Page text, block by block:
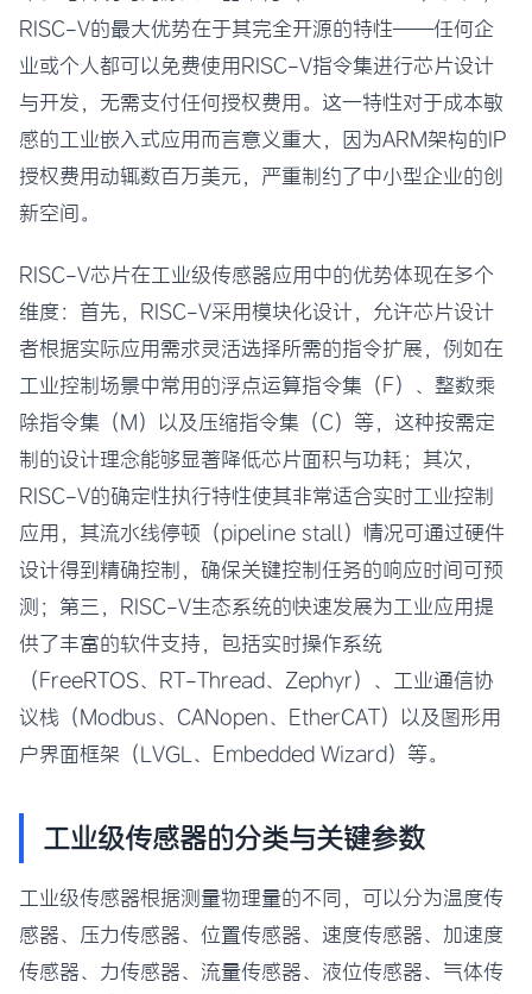
RISC-V的最大优势在于其完全开源的特性——任何企
业或个人都可以免费使用RISC-V指令集进行芯片设计
与开发，无需支付任何授权费用。这一特性对于成本敏
感的工业嵌入式应用而言意义重大，因为ARM架构的IP
授权费用动辄数百万美元，严重制约了中小型企业的创
新空间。
RISC-V芯片在工业级传感器应用中的优势体现在多个
维度：首先，RISC-V采用模块化设计，允许芯片设计
者根据实际应用需求灵活选择所需的指令扩展，例如在
工业控制场景中常用的浮点运算指令集（F）、整数乘
除指令集（M）以及压缩指令集（C）等，这种按需定
制的设计理念能够显著降低芯片面积与功耗；其次，
RISC-V的确定性执行特性使其非常适合实时工业控制
应用，其流水线停顿（pipeline stall）情况可通过硬件
设计得到精确控制，确保关键控制任务的响应时间可预
测；第三，RISC-V生态系统的快速发展为工业应用提
供了丰富的软件支持，包括实时操作系统
（FreeRTOS、RT-Thread、Zephyr）、工业通信协
议栈（Modbus、CANopen、EtherCAT）以及图形用
户界面框架（LVGL、Embedded Wizard）等。
工业级传感器的分类与关键参数
工业级传感器根据测量物理量的不同，可以分为温度传
感器、压力传感器、位置传感器、速度传感器、加速度
传感器、力传感器、流量传感器、液位传感器、气体传